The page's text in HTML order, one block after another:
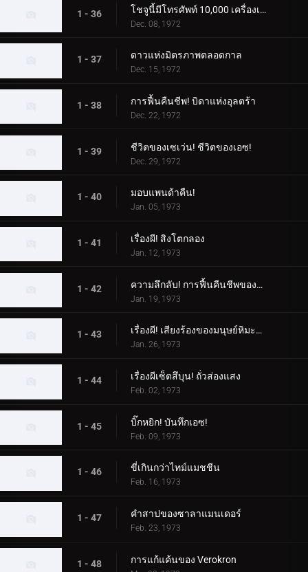
1 - 36 โชจูนี้มีโทรศัพท์ 10,000 เครื่องเหรอ?
Dec. 08, 1972
1 - 37 ดาวแห่งมิตรภาพตลอดกาล
Dec. 15, 1972
1 - 38 การฟื้นคืนชีพ! บิดาแห่งอุลตร้า
Dec. 22, 1972
1 - 39 ชีวิตของเซเว่น! ชีวิตของเอซ!
Dec. 29, 1972
1 - 40 มอบแพนด้าคืน!
Jan. 05, 1973
1 - 41 เรื่องผี! สิงโตกลอง
Jan. 12, 1973
1 - 42 ความลึกลับ! การฟื้นคืนชีพของสัตว์ประหลาด Woo
Jan. 19, 1973
1 - 43 เรื่องผี! เสียงร้องของมนุษย์หิมะที่น่ารังเกียจ
Jan. 26, 1973
1 - 44 เรื่องผีเซ็ตสึบุน! ถั่วส่องแสง
Feb. 02, 1973
1 - 45 บิ๊กหยิก! บันทึกเอซ!
Feb. 09, 1973
1 - 46 ขี่เกินกว่าไทม์แมชชีน
Feb. 16, 1973
1 - 47 คำสาปของซาลาแมนเดอร์
Feb. 23, 1973
1 - 48 การแก้แค้นของ Verokron